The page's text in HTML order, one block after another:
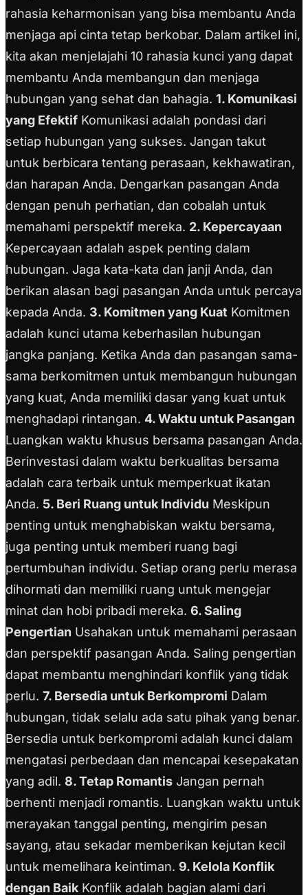
rahasia keharmonisan yang bisa membantu Anda
menjaga api cinta tetap berkobar. Dalam artikel ini,
kita akan menjelajahi 10 rahasia kunci yang dapat
membantu Anda membangun dan menjaga
hubungan yang sehat dan bahagia. 1. Komunikasi
yang Efektif Komunikasi adalah pondasi dari
setiap hubungan yang sukses. Jangan takut
untuk berbicara tentang perasaan, kekhawatiran,
dan harapan Anda. Dengarkan pasangan Anda
dengan penuh perhatian, dan cobalah untuk
memahami perspektif mereka. 2. Kepercayaan
Kepercayaan adalah aspek penting dalam
hubungan. Jaga kata-kata dan janji Anda, dan
berikan alasan bagi pasangan Anda untuk percaya
kepada Anda. 3. Komitmen yang Kuat Komitmen
adalah kunci utama keberhasilan hubungan
jangka panjang. Ketika Anda dan pasangan sama-
sama berkomitmen untuk membangun hubungan
yang kuat, Anda memiliki dasar yang kuat untuk
menghadapi rintangan. 4. Waktu untuk Pasangan
Luangkan waktu khusus bersama pasangan Anda.
Berinvestasi dalam waktu berkualitas bersama
adalah cara terbaik untuk memperkuat ikatan
Anda. 5. Beri Ruang untuk Individu Meskipun
penting untuk menghabiskan waktu bersama,
juga penting untuk memberi ruang bagi
pertumbuhan individu. Setiap orang perlu merasa
dihormati dan memiliki ruang untuk mengejar
minat dan hobi pribadi mereka. 6. Saling
Pengertian Usahakan untuk memahami perasaan
dan perspektif pasangan Anda. Saling pengertian
dapat membantu menghindari konflik yang tidak
perlu. 7. Bersedia untuk Berkompromi Dalam
hubungan, tidak selalu ada satu pihak yang benar.
Bersedia untuk berkompromi adalah kunci dalam
mengatasi perbedaan dan mencapai kesepakatan
yang adil. 8. Tetap Romantis Jangan pernah
berhenti menjadi romantis. Luangkan waktu untuk
merayakan tanggal penting, mengirim pesan
sayang, atau sekadar memberikan kejutan kecil
untuk memelihara keintiman. 9. Kelola Konflik
dengan Baik Konflik adalah bagian alami dari